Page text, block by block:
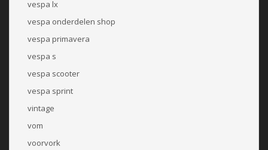
vespa lx
vespa onderdelen shop
vespa primavera
vespa s
vespa scooter
vespa sprint
vintage
vom
voorvork